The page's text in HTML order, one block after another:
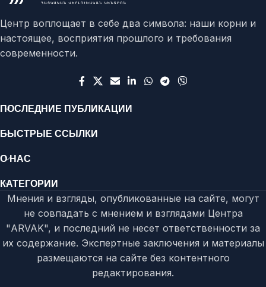
Центр воплощает в себе два символа: наши корни и
настоящее, восприятия прошлого и требования
современности.
ПОСЛЕДНИЕ ПУБЛИКАЦИИ
БЫСТРЫЕ ССЫЛКИ
О НАС
КАТЕГОРИИ
Мнения и взгляды, опубликованные на сайте, могут
не совпадать с мнением и взглядами Центра
"ARVAK", и последний не несет ответственности за
их содержание. Экспертные заключения и материалы
размещаются на сайте без контентного
редактирования.